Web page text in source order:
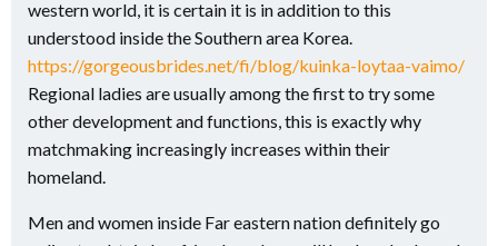
western world, it is certain it is in addition to this
understood inside the Southern area Korea.
https://gorgeousbrides.net/fi/blog/kuinka-loytaa-vaimo/
Regional ladies are usually among the first to try some
other development and functions, this is exactly why
matchmaking increasingly increases within their
homeland.
Men and women inside Far eastern nation definitely go